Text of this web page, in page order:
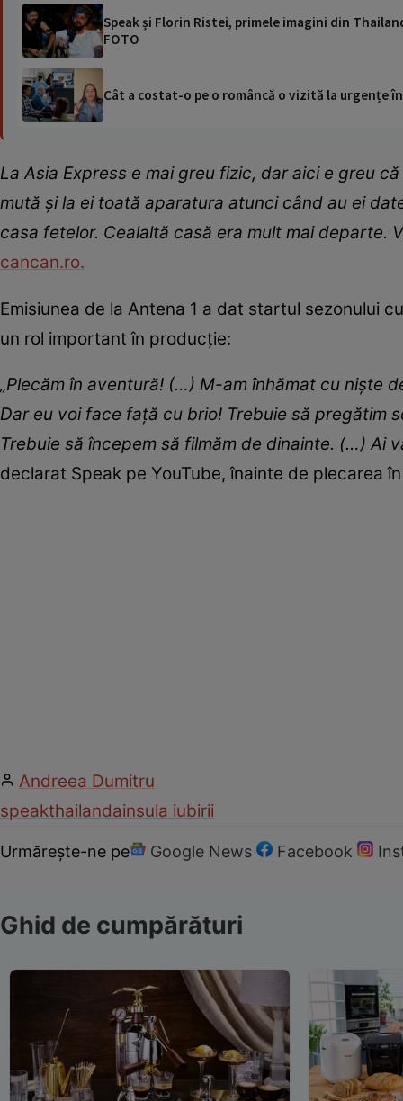
Speak și Florin Ristei, primele imagini din
FOTO
Cât a costat-o pe o româncă o vizită la urgențe
La Asia Express e mai greu fizic, dar aici e greu
mută și la ei toată aparatura atunci când au ei
casa fetelor. Cealaltă casă era mult mai departe.
cancan.ro.
Emisiunea de la Antena 1 a dat startul sezonului
un rol important în producție:
„Plecăm în aventură! (…) M-am înhămat cu niște
Dar eu voi face față cu brio! Trebuie să pregătim
Trebuie să începem să filmăm de dinainte. (…) Ai
declarat Speak pe YouTube, înainte de plecarea
Andreea Dumitru
speakthailandainsula iubirii
Urmărește-ne pe Google News Facebook
Ghid de cumpărături